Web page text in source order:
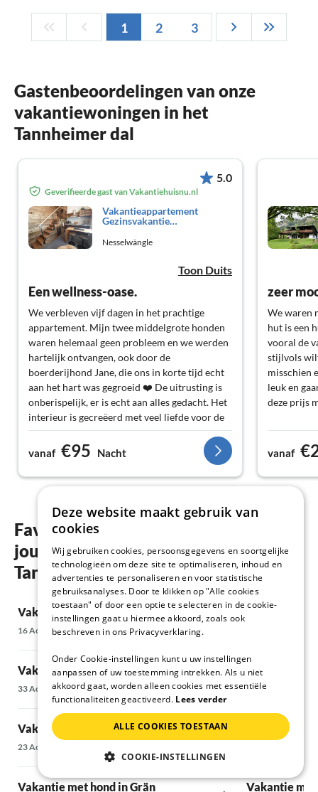
1 2 3
Gastenbeoordelingen van onze
vakantiewoningen in het
Tannheimer dal
5.0
Geverifieerde gast van Vakantiehuisnu.nl
Vakantieappartement
Gezinsvakantie
Nesselwängle
Toon Duits
Een wellness-oase.
We verbleven vijf dagen in het prachtige
appartement. Mijn twee middelgrote honden
waren helemaal geen probleem en we werden
hartelijk ontvangen, ook door de
boerderijhond Jane, die ons in korte tijd echt
aan het hart was gegroeid ❤️ De uitrusting is
onberispelijk, er is echt aan alles gedacht. Het
interieur is gecreëerd met veel liefde voor de
natuur, prachtig en zeer, zeer schoon en goed
onderhouden. Ik voelde me in ieder geval zeer
comfortabel en welkom en zal binnenkort
zeker weer een paar onvergetelijke dagen daar
direct vanuit de accommodatie aan uw
wandelingen beginnen en bereikt u al na een
paar minuten lopen een waterval. Kortom, een
mooie, aanbevolen accommodatie met een
super vriendelijke en open gastgezin ? Bedankt
voor de mooie tijd!
vanaf €95 Nacht
zeer
We waren
hut is een
vooral de
stijlvols
misschien
leuk en
deze prijs
vanaf
Favoriete regio's en locaties in voor
jouw Vakantie met hond in het
Tannheimer dal
Vakantie met hond in Jungholz
16 Accommodaties
Vakantie met hond in Nesselwängle
33 Accommodaties
Vakantie met hond in Tannheim
23 Accommodaties
Vakantie met hond in Grän
Vakantie
Vakantie
141
Vakantie
Vakantie met
Deze website maakt gebruik van
cookies
Wij gebruiken cookies, persoonsgegevens en soortgelijke
technologieën om deze site te optimaliseren, inhoud en
advertenties te personaliseren en voor statistische
gebruiksanalyses. Door te klikken op "Alle cookies
toestaan" of door een optie te selecteren in de cookie-
instellingen gaat u hiermee akkoord, zoals ook
beschreven in ons Privacyverklaring.
Onder Cookie-instellingen kunt u uw instellingen
aanpassen of uw toestemming intrekken. Als u niet
akkoord gaat, worden alleen cookies met essentiële
functionaliteiten geactiveerd. Lees verder
ALLE COOKIES TOESTAAN
COOKIE-INSTELLINGEN